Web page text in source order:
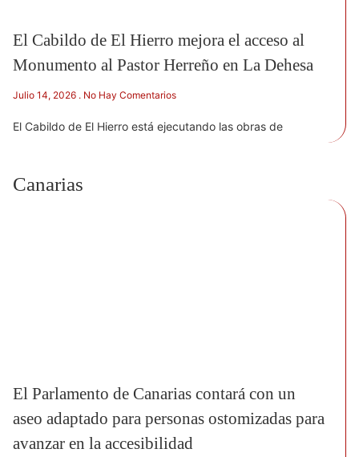
El Cabildo de El Hierro mejora el acceso al
Monumento al Pastor Herreño en La Dehesa
Julio 14, 2026 No Hay Comentarios
El Cabildo de El Hierro está ejecutando las obras de
Canarias
El Parlamento de Canarias contará con un
aseo adaptado para personas ostomizadas para
avanzar en la accesibilidad